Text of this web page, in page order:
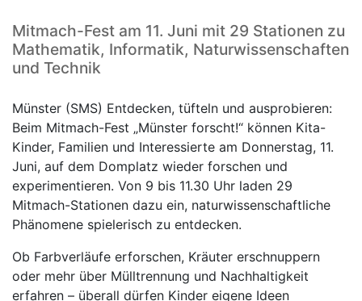
Mitmach-Fest am 11. Juni mit 29 Stationen zu
Mathematik, Informatik, Naturwissenschaften
und Technik
Münster (SMS) Entdecken, tüfteln und ausprobieren:
Beim Mitmach-Fest „Münster forscht!“ können Kita-
Kinder, Familien und Interessierte am Donnerstag, 11.
Juni, auf dem Domplatz wieder forschen und
experimentieren. Von 9 bis 11.30 Uhr laden 29
Mitmach-Stationen dazu ein, naturwissenschaftliche
Phänomene spielerisch zu entdecken.
Ob Farbverläufe erforschen, Kräuter erschnuppern
oder mehr über Mülltrennung und Nachhaltigkeit
erfahren – überall dürfen Kinder eigene Ideen